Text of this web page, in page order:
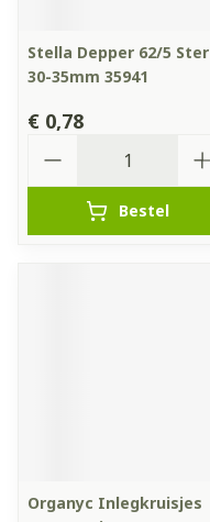
Stella Depper 62/5 Ster
30-35mm 35941
€ 0,78
Bestel
Organyc Inlegkruisjes